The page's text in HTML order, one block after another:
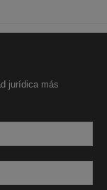
jurídica más